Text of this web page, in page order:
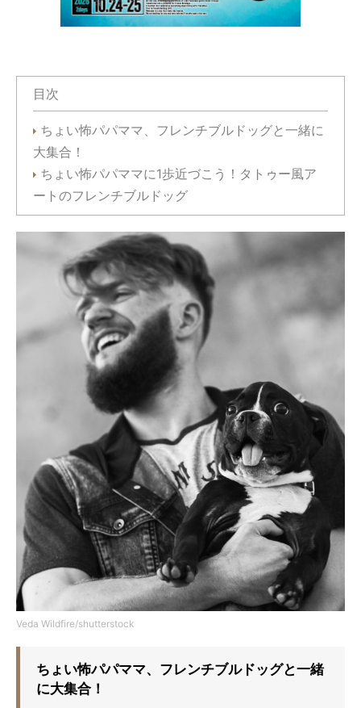
目次
ちょい怖パパママ、フレンチブルドッグと一緒に
大集合！
ちょい怖パパママに1歩近づこう！タトゥー風ア
ートのフレンチブルドッグ
Veda Wildfire/shutterstock
ちょい怖パパママ、フレンチブルドッグと一緒
に大集合！